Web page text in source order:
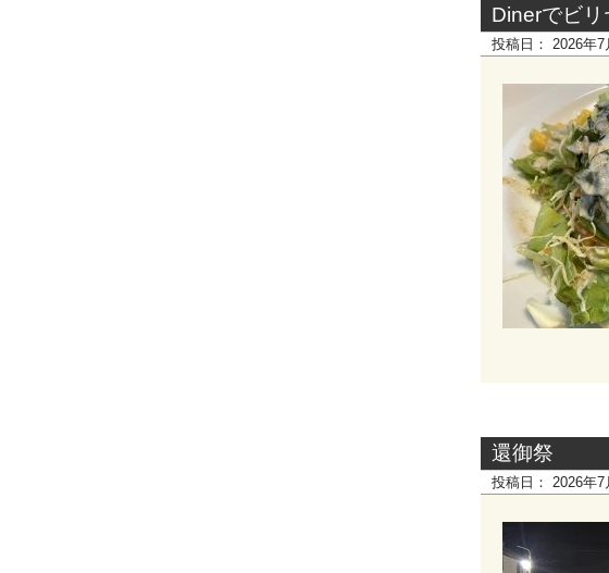
Dinerでビリ
投稿日： 2026年7
還御祭
投稿日： 2026年7